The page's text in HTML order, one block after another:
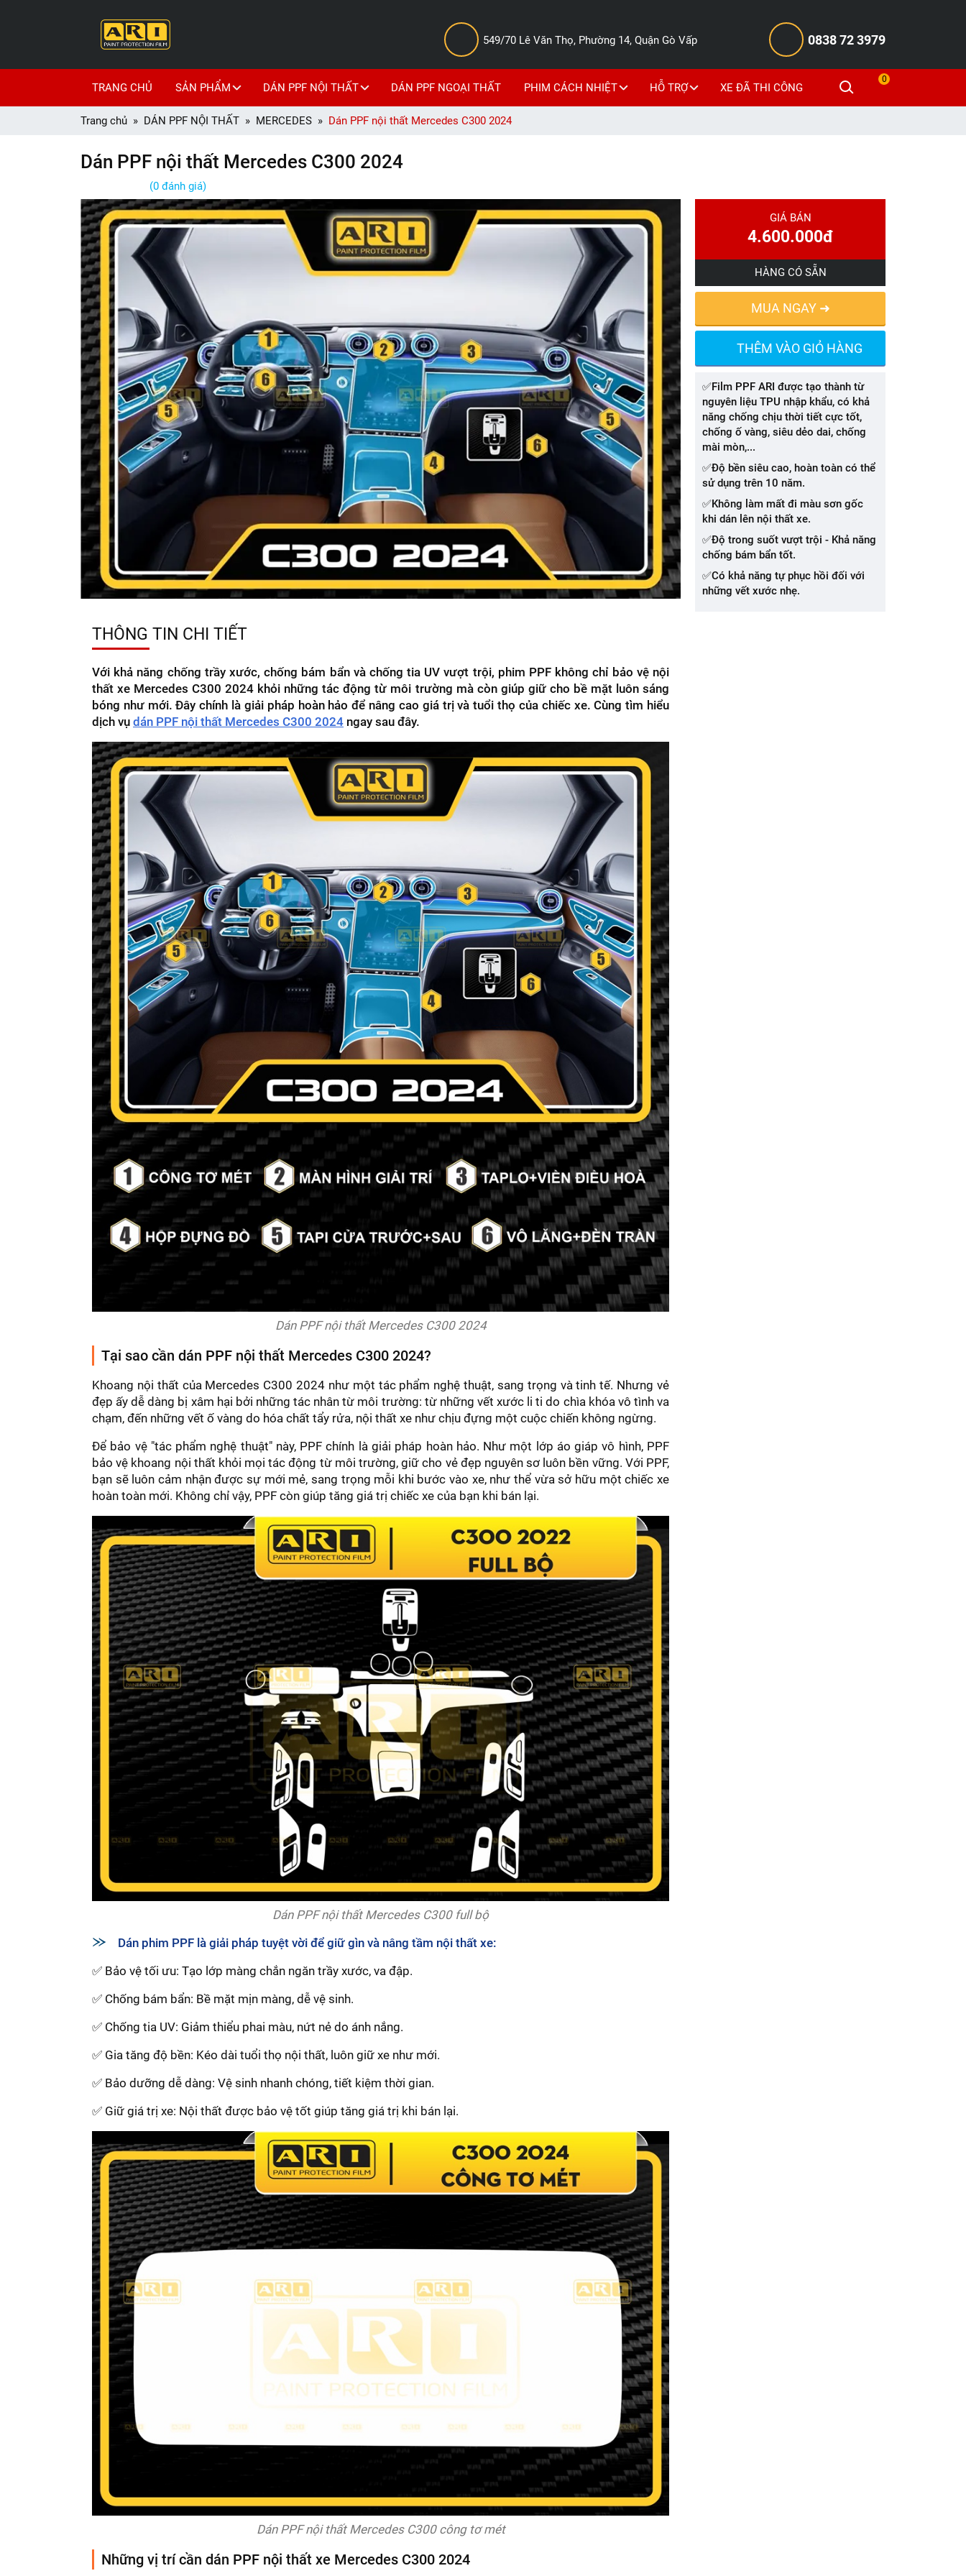
549/70 Lê Văn Thọ, Phường 14, Quận Gò Vấp 0838 72 3979
TRANG CHỦ SẢN PHẨM DÁN PPF NỘI THẤT DÁN PPF NGOẠI THẤT PHIM CÁCH NHIỆT HỖ TRỢ XE ĐÃ THI CÔNG
0
Trang chủ DÁN PPF NỘI THẤT MERCEDES Dán PPF nội thất Mercedes C300 2024
Dán PPF nội thất Mercedes C300 2024
(0 đánh giá)
THÔNG TIN CHI TIẾT
Với khả năng chống trầy xước, chống bám bẩn và chống tia UV vượt trội, phim PPF không chỉ bảo vệ nội
thất xe Mercedes C300 2024 khỏi những tác động từ môi trường mà còn giúp giữ cho bề mặt luôn sáng
bóng như mới. Đây chính là giải pháp hoàn hảo để nâng cao giá trị và tuổi thọ của chiếc xe. Cùng tìm hiểu
dịch vụ dán PPF nội thất Mercedes C300 2024 ngay sau đây.
Dán PPF nội thất Mercedes C300 2024
Tại sao cần dán PPF nội thất Mercedes C300 2024?
Khoang nội thất của Mercedes C300 2024 như một tác phẩm nghệ thuật, sang trọng và tinh tế. Nhưng vẻ
đẹp ấy dễ dàng bị xâm hại bởi những tác nhân từ môi trường: từ những vết xước li ti do chìa khóa vô tình va
chạm, đến những vết ố vàng do hóa chất tẩy rửa, nội thất xe như chịu đựng một cuộc chiến không ngừng.
Để bảo vệ "tác phẩm nghệ thuật" này, PPF chính là giải pháp hoàn hảo. Như một lớp áo giáp vô hình, PPF
bảo vệ khoang nội thất khỏi mọi tác động từ môi trường, giữ cho vẻ đẹp nguyên sơ luôn bền vững. Với PPF,
bạn sẽ luôn cảm nhận được sự mới mẻ, sang trọng mỗi khi bước vào xe, như thể vừa sở hữu một chiếc xe
hoàn toàn mới. Không chỉ vậy, PPF còn giúp tăng giá trị chiếc xe của bạn khi bán lại.
Dán PPF nội thất Mercedes C300 full bộ
Dán phim PPF là giải pháp tuyệt vời để giữ gìn và nâng tầm nội thất xe:
✅ Bảo vệ tối ưu: Tạo lớp màng chắn ngăn trầy xước, va đập.
✅ Chống bám bẩn: Bề mặt mịn màng, dễ vệ sinh.
✅ Chống tia UV: Giảm thiểu phai màu, nứt nẻ do ánh nắng.
✅ Gia tăng độ bền: Kéo dài tuổi thọ nội thất, luôn giữ xe như mới.
✅ Bảo dưỡng dễ dàng: Vệ sinh nhanh chóng, tiết kiệm thời gian.
✅ Giữ giá trị xe: Nội thất được bảo vệ tốt giúp tăng giá trị khi bán lại.
Dán PPF nội thất Mercedes C300 công tơ mét
Những vị trí cần dán PPF nội thất xe Mercedes C300 2024
GIÁ BÁN
4.600.000đ
HÀNG CÓ SẴN
MUA NGAY ➜
THÊM VÀO GIỎ HÀNG
✅Film PPF ARI được tạo thành từ
nguyên liệu TPU nhập khẩu, có khả
năng chống chịu thời tiết cực tốt,
chống ố vàng, siêu dẻo dai, chống
mài mòn,...
✅Độ bền siêu cao, hoàn toàn có thể
sử dụng trên 10 năm.
✅Không làm mất đi màu sơn gốc
khi dán lên nội thất xe.
✅Độ trong suốt vượt trội - Khả năng
chống bám bẩn tốt.
✅Có khả năng tự phục hồi đối với
những vết xước nhẹ.